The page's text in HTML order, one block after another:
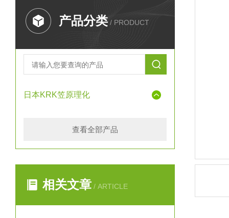
产品分类 / PRODUCT
日本KRK笠原理化
查看全部产品
相关文章 / ARTICLE